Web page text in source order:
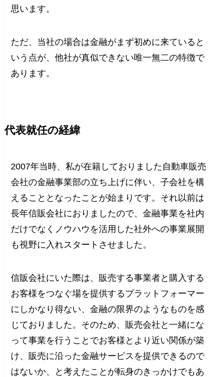
思います。
ただ、当社の場合は金融がまず初めに来ていると
いう点が、他社が真似できない唯一無二の特徴で
あります。
代表就任の経緯
2007年当時、私が在籍しておりました自動車販売
会社の金融事業部の立ち上げに伴い、子会社を構
えることとなったことが始まりです。それ以前は
長年信販会社におりましたので、金融事業を社内
だけでなくノウハウを活用した社外への事業展開
も視野に入れスタートさせました。
信販会社にいた際は、販売する事業者と購入する
お客様をつなぐ場を提供するプラットフォーマー
にしかなり得ない、金融の限界のようなものを感
じておりました。そのため、販売会社と一緒にな
って事業を行うことでお客様とより近い関係が築
け、販売に沿った金融サービスを提供できるので
はないか、と考えたことが転身のきっかけでもあ